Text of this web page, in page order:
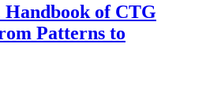
Handbook of CTG
Patterns to